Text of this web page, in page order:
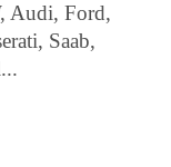
Audi, Ford,
Saab,